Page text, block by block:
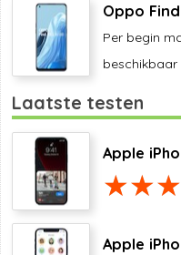
Oppo
Per begin
beschikbaar
Laatste testen
Apple
Apple